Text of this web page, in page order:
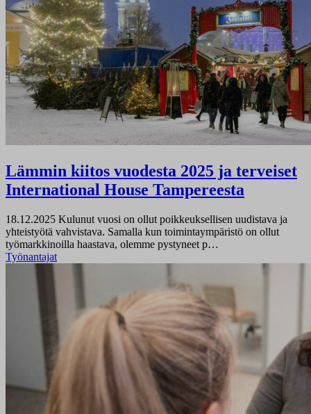
Lämmin kiitos vuodesta 2025 ja terveiset
International House Tampereesta
18.12.2025 Kulunut vuosi on ollut poikkeuksellisen uudistava ja
yhteistyötä vahvistava. Samalla kun toimintaympäristö on ollut
työmarkkinoilla haastava, olemme pystyneet p…
Työnantajat